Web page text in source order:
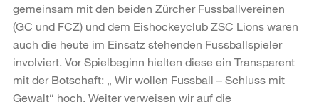
gemeinsam mit den beiden Zürcher Fussballvereinen
(GC und FCZ) und dem Eishockeyclub ZSC Lions waren
auch die heute im Einsatz stehenden Fussballspieler
involviert. Vor Spielbeginn hielten diese ein Transparent
mit der Botschaft: „ Wir wollen Fussball – Schluss mit
Gewalt“ hoch. Weiter verweisen wir auf die